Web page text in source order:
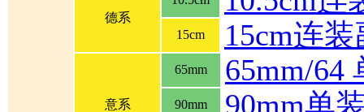
德系
15cm 15cm连
意系
65mm 65mm/64
90mm 90mm单